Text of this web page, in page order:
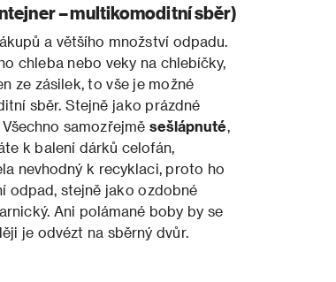
– multikomoditní sběr)
a většího množství odpadu.
chleba nebo veky na chlebíčky,
ze zásilek, to vše je možné
sběr. Stejně jako prázdné
samozřejmě sešlápnuté,
k balení dárků celofán,
nevhodný k recyklaci, proto ho
odpad, stejně jako ozdobné
Ani polámané boby by se
je odvézt na sběrný dvůr.